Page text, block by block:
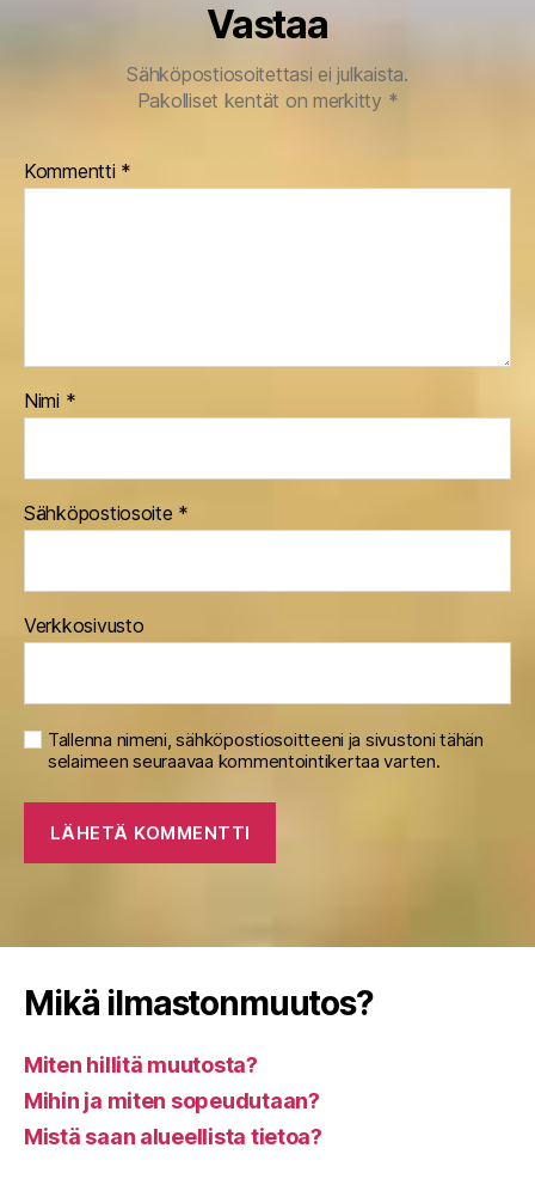
Vastaa
Sähköpostiosoitettasi ei julkaista.
Pakolliset kentät on merkitty *
Kommentti *
Nimi *
Sähköpostiosoite *
Verkkosivusto
Tallenna nimeni, sähköpostiosoitteeni ja sivustoni tähän
selaimeen seuraavaa kommentointikertaa varten.
Mikä ilmastonmuutos?
Miten hillitä muutosta?
Mihin ja miten sopeudutaan?
Mistä saan alueellista tietoa?